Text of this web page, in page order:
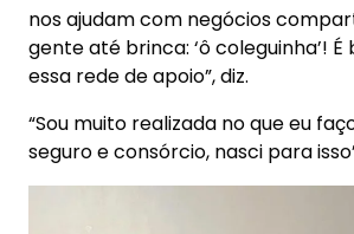
nos ajudam com negócios
gente até brinca: ‘ô coleguinha’!
essa rede de apoio”, diz.
“Sou muito realizada no que eu
seguro e consórcio, nasci para